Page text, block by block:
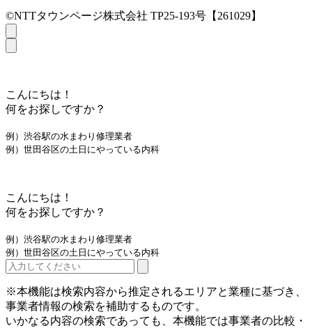
©NTTタウンページ株式会社 TP25-193号【261029】
こんにちは！
何をお探しですか？
例）渋谷駅の水まわり修理業者
例）世田谷区の土日にやっている内科
こんにちは！
何をお探しですか？
例）渋谷駅の水まわり修理業者
例）世田谷区の土日にやっている内科
※本機能は検索内容から推定されるエリアと業種に基づき、
事業者情報の検索を補助するものです。
いかなる内容の検索であっても、本機能では事業者の比較・